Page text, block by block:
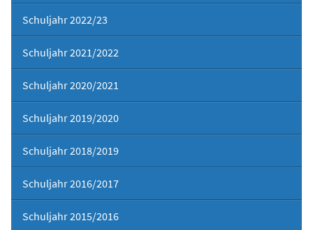
Schuljahr 2022/23
Schuljahr 2021/2022
Schuljahr 2020/2021
Schuljahr 2019/2020
Schuljahr 2018/2019
Schuljahr 2016/2017
Schuljahr 2015/2016